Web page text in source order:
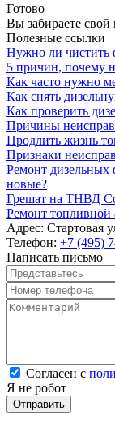
Готово
Вы забираете
Полезные ссылки
Нужно ли чистить
5 причин, почему
Как часто нужно
Как снять
Как проверить
Причины
Продлить жизнь
Признаки
Ремонт дизельных
новые?
Грешат на ТНВД
Ремонт топливной
Адрес: Стартовая
Телефон: +7 (495)
Написать письмо
Представьтесь
Номер телефона
Комментарий
Согласен с
Согласен с
Я не робот